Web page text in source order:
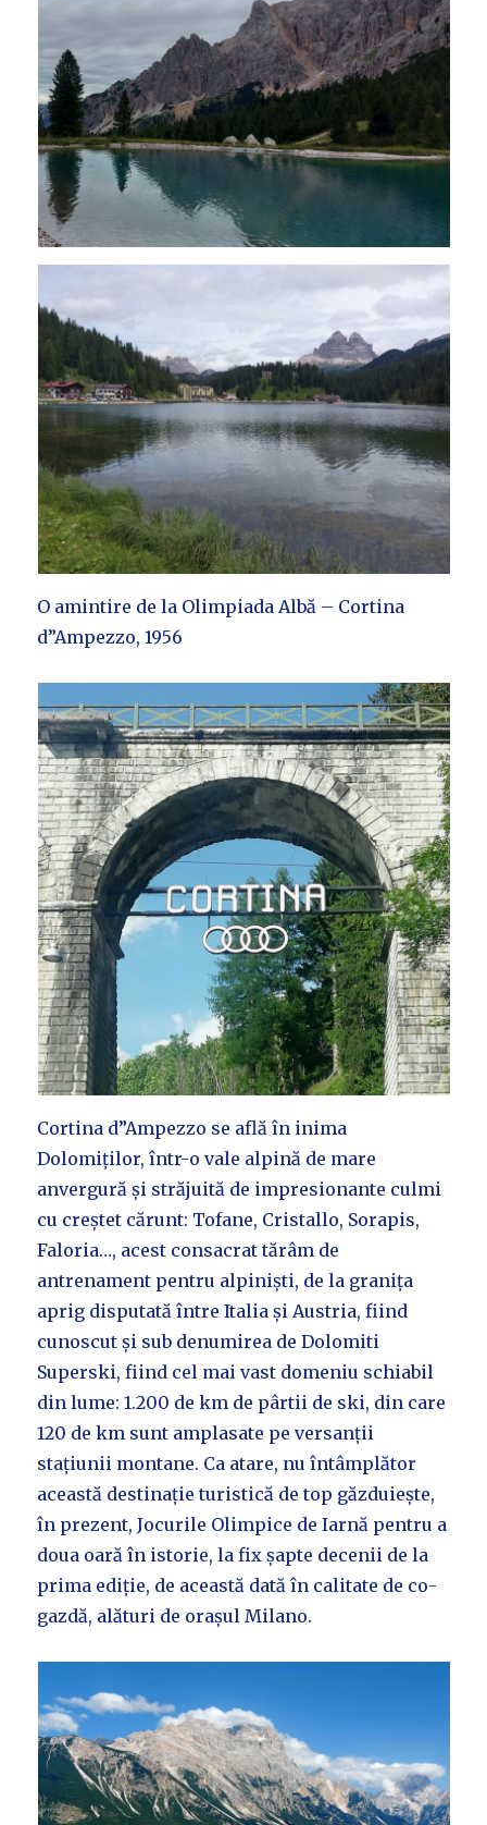
O amintire de la Olimpiada Albă – Cortina
d”Ampezzo, 1956
Cortina d”Ampezzo se află în inima
Dolomiților, într-o vale alpină de mare
anvergură și străjuită de impresionante culmi
cu creștet cărunt: Tofane, Cristallo, Sorapis,
Faloria…, acest consacrat tărâm de
antrenament pentru alpiniști, de la granița
aprig disputată între Italia și Austria, fiind
cunoscut și sub denumirea de Dolomiti
Superski, fiind cel mai vast domeniu schiabil
din lume: 1.200 de km de pârtii de ski, din care
120 de km sunt amplasate pe versanții
stațiunii montane. Ca atare, nu întâmplător
această destinație turistică de top găzduiește,
în prezent, Jocurile Olimpice de Iarnă pentru a
doua oară în istorie, la fix șapte decenii de la
prima ediție, de această dată în calitate de co-
gazdă, alături de orașul Milano.